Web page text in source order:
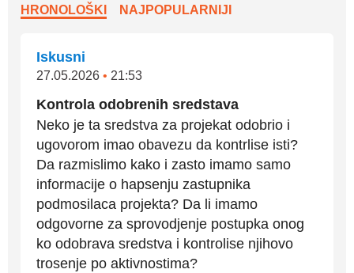
HRONOLOŠKI NAJPOPULARNIJI
Iskusni
27.05.2026 • 21:53
Kontrola odobrenih sredstava
Neko je ta sredstva za projekat odobrio i
ugovorom imao obavezu da kontrlise isti?
Da razmislimo kako i zasto imamo samo
informacije o hapsenju zastupnika
podmosilaca projekta? Da li imamo
odgovorne za sprovodjenje postupka onog
ko odobrava sredstva i kontrolise njihovo
trosenje po aktivnostima?